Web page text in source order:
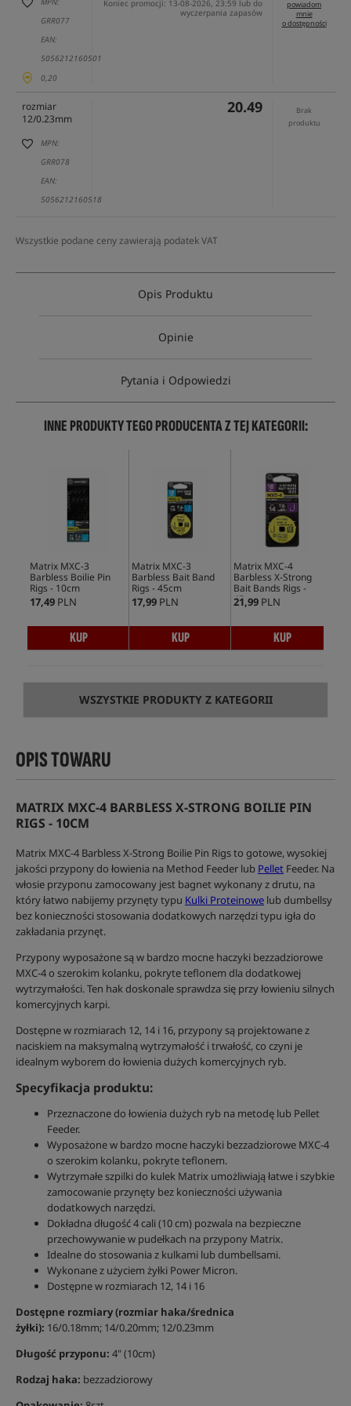
GRR077
EAN:
5056212160501
0,20
Koniec promocji: 13-08-2026, 23:59 lub do
wyczerpania zapasów
powiadom
mnie
o dostępności
rozmiar
12/0.23mm
MPN:
GRR078
EAN:
5056212160518
20.49
Brak
produktu
Wszystkie podane ceny zawierają podatek VAT
Opis Produktu
Opinie
Pytania i Odpowiedzi
INNE PRODUKTY TEGO PRODUCENTA Z TEJ KATEGORII:
Matrix MXC-3
Barbless Boilie Pin
Rigs - 10cm
17,49 PLN
KUP
Matrix MXC-3
Barbless Bait Band
Rigs - 45cm
17,99 PLN
KUP
Matrix MXC-4
Barbless X-Strong
Bait Bands Rigs -
45cm
21,99 PLN
KUP
WSZYSTKIE PRODUKTY Z KATEGORII
OPIS TOWARU
MATRIX MXC-4 BARBLESS X-STRONG BOILIE PIN
RIGS - 10CM
Matrix MXC-4 Barbless X-Strong Boilie Pin Rigs to gotowe, wysokiej
jakości przypony do łowienia na Method Feeder lub Pellet Feeder. Na
włosie przyponu zamocowany jest bagnet wykonany z drutu, na
który łatwo nabijemy przynęty typu Kulki Proteinowe lub dumbellsy
bez konieczności stosowania dodatkowych narzędzi typu igła do
zakładania przynęt.
Przypony wyposażone są w bardzo mocne haczyki bezzadziorowe
MXC-4 o szerokim kolanku, pokryte teflonem dla dodatkowej
wytrzymałości. Ten hak doskonale sprawdza się przy łowieniu silnych
komercyjnych karpi.
Dostępne w rozmiarach 12, 14 i 16, przypony są projektowane z
naciskiem na maksymalną wytrzymałość i trwałość, co czyni je
idealnym wyborem do łowienia dużych komercyjnych ryb.
Specyfikacja produktu:
Przeznaczone do łowienia dużych ryb na metodę lub Pellet
Feeder.
Wyposażone w bardzo mocne haczyki bezzadziorowe MXC-4
o szerokim kolanku, pokryte teflonem.
Wytrzymałe szpilki do kulek Matrix umożliwiają łatwe i szybkie
zamocowanie przynęty bez konieczności używania
dodatkowych narzędzi.
Dokładna długość 4 cali (10 cm) pozwala na bezpieczne
przechowywanie w pudełkach na przypony Matrix.
Idealne do stosowania z kulkami lub dumbellsami.
Wykonane z użyciem żyłki Power Micron.
Dostępne w rozmiarach 12, 14 i 16
Dostępne rozmiary (rozmiar haka/średnica
żyłki): 16/0.18mm; 14/0.20mm; 12/0.23mm
Długość przyponu: 4" (10cm)
Rodzaj haka: bezzadziorowy